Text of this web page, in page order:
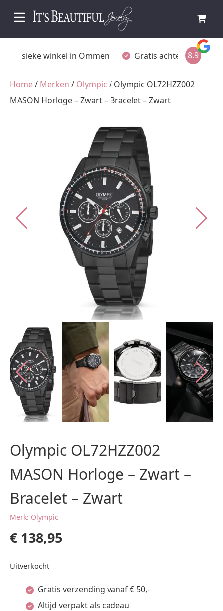
Fysieke winkel in Ommen Gratis achteraf betalen
8.9
Home/ Merken / Olympic / Olympic OL72HZZ002
MASON Horloge – Zwart – Bracelet – Zwart
Olympic OL72HZZ002
MASON Horloge – Zwart –
Bracelet – Zwart
Merk: Olympic
€ 138,95
Uitverkocht
Gratis verzending vanaf € 50,-
Altijd verpakt als cadeau